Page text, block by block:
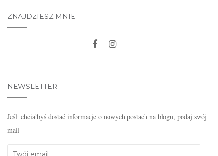
ZNAJDZIESZ MNIE
NEWSLETTER
Jeśli chciałbyś dostać informacje o nowych postach na blogu, podaj swój
mail
Twój